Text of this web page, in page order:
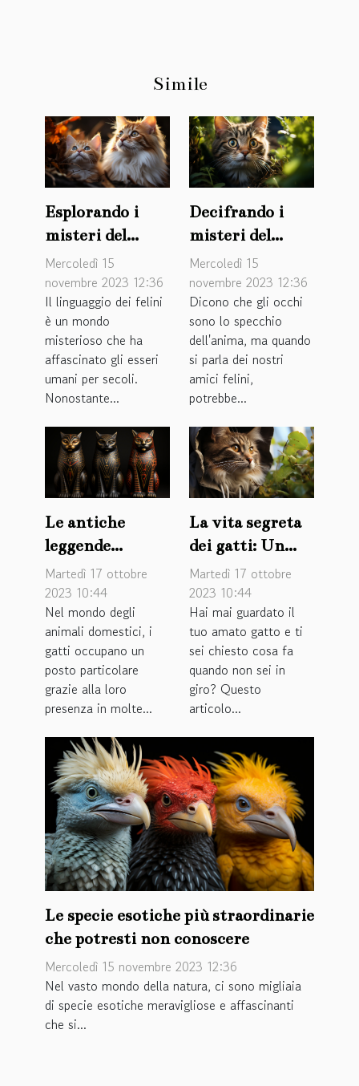
Simile
Esplorando i
misteri del
linguaggio
felino
Mercoledì 15
novembre 2023 12:36
Il linguaggio dei felini
è un mondo
misterioso che ha
affascinato gli esseri
umani per secoli.
Nonostante...
Decifrando i
misteri del
linguaggio dei
gatti
Mercoledì 15
novembre 2023 12:36
Dicono che gli occhi
sono lo specchio
dell'anima, ma quando
si parla dei nostri
amici felini,
potrebbe...
Le antiche
leggende
egiziane dietro
ai nostri felini
Martedì 17 ottobre
2023 10:44
Nel mondo degli
animali domestici, i
gatti occupano un
posto particolare
grazie alla loro
presenza in molte...
La vita segreta
dei gatti: Un
viaggio
misterioso
Martedì 17 ottobre
2023 10:44
Hai mai guardato il
tuo amato gatto e ti
sei chiesto cosa fa
quando non sei in
giro? Questo
articolo...
Le specie esotiche più straordinarie
che potresti non conoscere
Mercoledì 15 novembre 2023 12:36
Nel vasto mondo della natura, ci sono migliaia
di specie esotiche meravigliose e affascinanti
che si...